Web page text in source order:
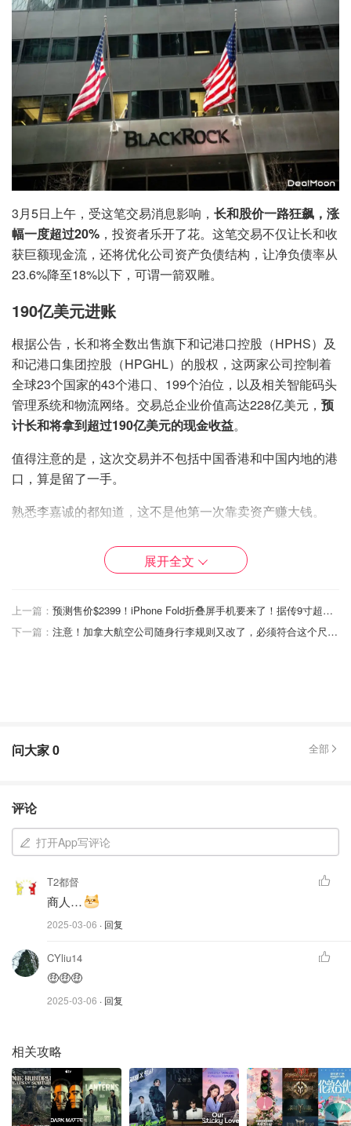
3月5日上午，受这笔交易消息影响， 长和股价一路狂飙，涨
幅一度超过20% ，投资者乐开了花。这笔交易不仅让长和收
获巨额现金流，还将优化公司资产负债结构，让净负债率从
23.6%降至18%以下，可谓一箭双雕。
190亿美元进账
根据公告，长和将全数出售旗下和记港口控股（HPHS）及
和记港口集团控股（HPGHL）的股权，这两家公司控制着
全球23个国家的43个港口、199个泊位，以及相关智能码头
管理系统和物流网络。交易总企业价值高达228亿美元， 预
计长和将拿到超过190亿美元的现金收益。
值得注意的是，这次交易并不包括中国香港和中国内地的港
口，算是留了一手。
熟悉李嘉诚的都知道，这不是他第一次靠卖资产赚大钱。
回顾历史，1993年他84亿港元买下英国电信公司Rabbit，
改名Orange，6年后转手卖给德国Mannesmann公司，狂赚
港口业务的大甩卖，又让长和狠狠赚了一笔。
不过，这笔交易也不是完全无风险的，巴拿马港口的部分资
作为全球航运的重要枢纽，巴拿马运河承担了全球6%的海
如果巴拿马政府最终决定取消合约，贝莱德财团接手后的前
景可能会受到影响。
10.4%的集装箱码头吞吐量，一跃成为全球三大港口运营商
之一。但要正式交割，这笔交易还需要通过包括欧盟、美国
在内的12个司法管辖区的反垄断审查，并获得长和特别股东
大会的批准，因此仍存不确定性。
总结来看，这笔交易对长和来说是一次“精准撤退”，190亿
美元的进账让公司资金更充裕，也降低了负债。但对于贝莱
缘政治和监管层的脸色。
素材：财联社、每日经济新闻、证券时报
网传红顶商人荣氏家族移民加拿大，
展开全文
上一篇：
预测售价$2399！iPhone Fold折叠屏手机要来了！据传9寸超大屏，抗摔能力大升级！
下一篇：
注意！加拿大航空公司随身行李规则又改了，必须符合这个尺寸标准！
问大家0 全部
评论
打开App写评论
T2都督
商人…
2025-03-06 · 回复
CYliu14
🤑🤑🤑
2025-03-06 · 回复
相关攻略